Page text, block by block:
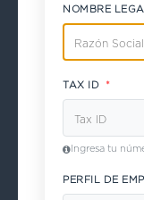
NOMBRE
TAX ID *
Ingresa tu
PERFIL DE